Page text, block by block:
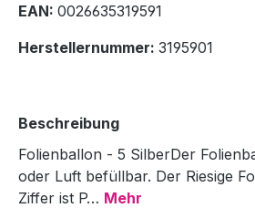
EAN: 0026635319591
Herstellernummer: 3195901
Beschreibung
Folienballon - 5 SilberDer
oder Luft befüllbar. Der Riesige
Ziffer ist P… Mehr